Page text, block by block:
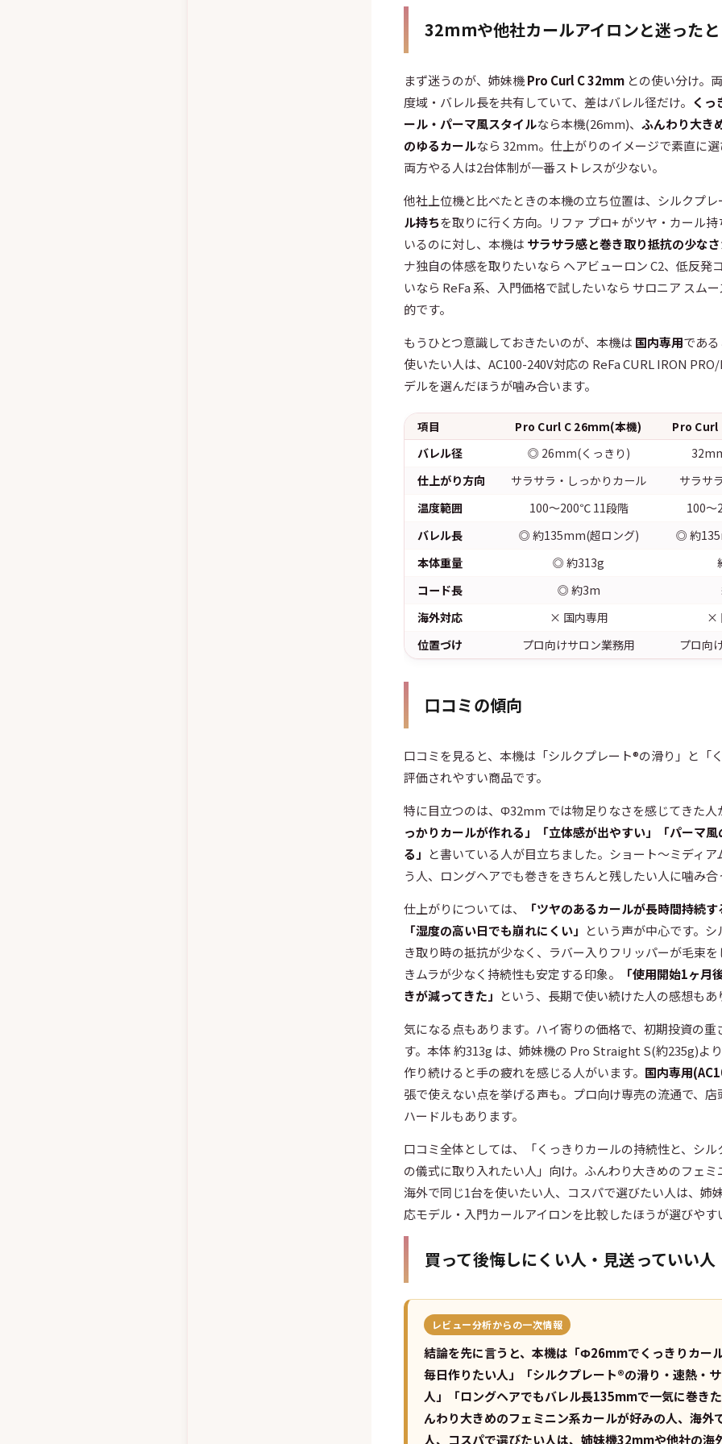
32mmや他社カールアイロンと迷った
まず迷うのが、姉妹機Pro Curl C 32mm との使い分け。
度域・バレル長を共有していて、差はバレル径だけ。 くっ
ール・パーマ風スタイルなら本機(26mm)、 ふんわり大き
のゆるカールなら 32mm。仕上がりのイメージで素直に
両方やる人は2台体制が一番ストレスが少ない。
他社上位機と比べたときの本機の立ち位置は、シルクプ
ル持ちを取りに行く方向。リファ プロ+ がツヤ・カール
いるのに対し、本機は サラサラ感と巻き取り抵抗の少なさ
ナ独自の体感を取りたいなら ヘアビューロン C2、低反発
いなら ReFa 系、入門価格で試したいなら サロニア スム
的です。
もうひとつ意識しておきたいのが、本機は 国内専用であ
使いたい人は、AC100-240V対応の ReFa CURL IRON
デルを選んだほうが噛み合います。
項目 Pro Curl C 26mm(本機)
Pro Curl
バレル径
◎ 26mm(くっきり)
仕上がり方向
サラサラ・しっかりカール
サラサ
温度範囲
100〜200℃ 11段階
100
バレル長
◎ 約135mm(超ロング)
◎ 約
本体重量
◎ 約313g
コード長
◎ 約3m
海外対応
× 国内専用
×
位置づけ
プロ向けサロン業務用 プロ向
口コミの傾向
口コミを見ると、本機は「シルクプレート®の滑り」と「
評価されやすい商品です。
特に目立つのは、Φ32mm では物足りなさを感じてきた人
っかりカールが作れる」「立体感が出やすい」「パーマ
る」 と書いている人が目立ちました。ショート〜ミディ
う人、ロングヘアでも巻きをきちんと残したい人に噛み合
仕上がりについては、
「ツヤのあるカールが長時間持続
「湿度の高い日でも崩れにくい」 という声が中心です。
き取り時の抵抗が少なく、ラバー入りフリッパーが毛束
きムラが少なく持続性も安定する印象。
「使用開始1ヶ月
きが減ってきた」 という、長期で使い続けた人の感想もあ
気になる点もあります。ハイ寄りの価格で、初期投資の
す。本体 約313g は、姉妹機の Pro Straight S(約235g)よ
作り続けると手の疲れを感じる人がいます。 国内専用
張で使えない点を挙げる声も。プロ向け専売の流通で、
ハードルもあります。
口コミ全体としては、「くっきりカールの持続性と、シ
の儀式に取り入れたい人」向け。ふんわり大きめのフェ
海外で同じ1台を使いたい人、コスパで選びたい人は、姉
応モデル・入門カールアイロンを比較したほうが選びやす
買って後悔しにくい人・見送っていい人
レビュー分析からの一次情報
結論を先に言うと、本機は「Φ26mmでくっきりカー
毎日作りたい人」「シルクプレート®の滑り・速熱・
人」「ロングヘアでもバレル長135mmで一気に巻き
んわり大きめのフェミニン系カールが好みの人、海外
人、コスパで選びたい人は、姉妹機32mmや他社の海